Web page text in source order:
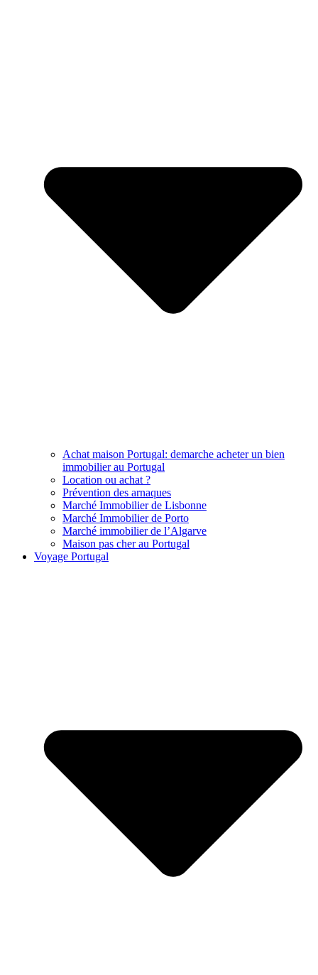
Achat maison Portugal: demarche acheter un bien
immobilier au Portugal
Location ou achat ?
Prévention des arnaques
Marché Immobilier de Lisbonne
Marché Immobilier de Porto
Marché immobilier de l’Algarve
Maison pas cher au Portugal
Voyage Portugal